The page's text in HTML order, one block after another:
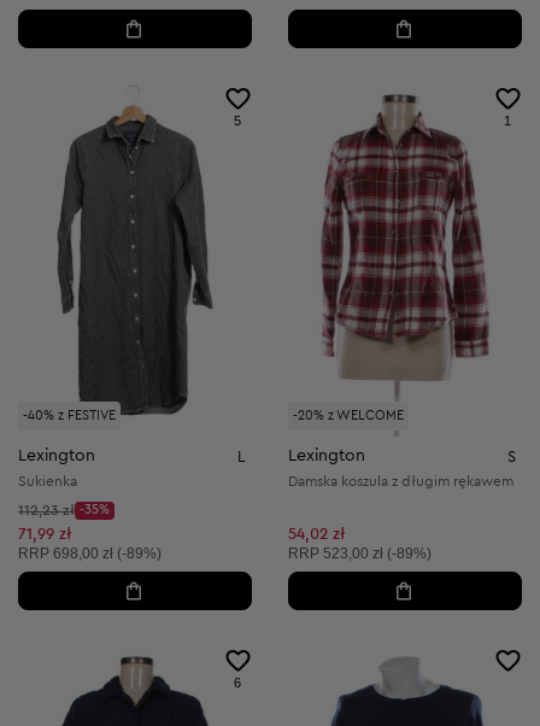
-40% z FESTIVE
5
Lexington
Sukienka
Cena początkowa:
112,23 zł
Discount Price:
-35%
Obniżona cena:
71,99 zł
Cena sugerowana:
RRP 698,00 zł (-89%)
-20% z WELCOME
1
Lexington S
Damska koszula z długim rękawem
54,02 zł
Cena sugerowana:
RRP 523,00 zł (-89%)
6